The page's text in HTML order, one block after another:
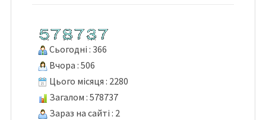
Сьогодні : 366
Вчора : 506
Цього місяця : 2280
Загалом : 578737
Зараз на сайті : 2